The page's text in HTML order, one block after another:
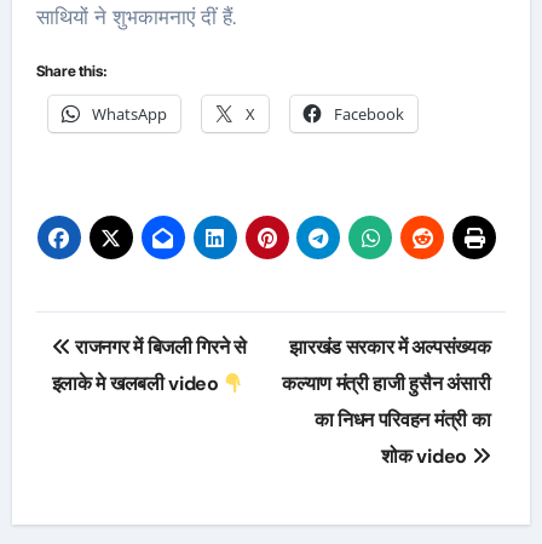
साथियों ने शुभकामनाएं दीं हैं.
Share this:
WhatsApp X Facebook
Post
navigation
राजनगर में बिजली गिरने से
इलाके मे खलबली video
झारखंड सरकार में अल्पसंख्यक
कल्याण मंत्री हाजी हुसैन अंसारी
का निधन परिवहन मंत्री का
शोक video